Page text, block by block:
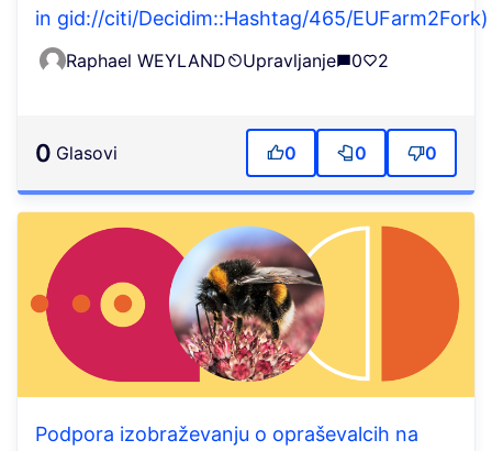
in gid://citi/Decidim::Hashtag/465/EUFarm2Fork)
Raphael WEYLAND Upravljanje 0 2
0 Glasovi 0 0 0
Podpora izobraževanju o opraševalcih na